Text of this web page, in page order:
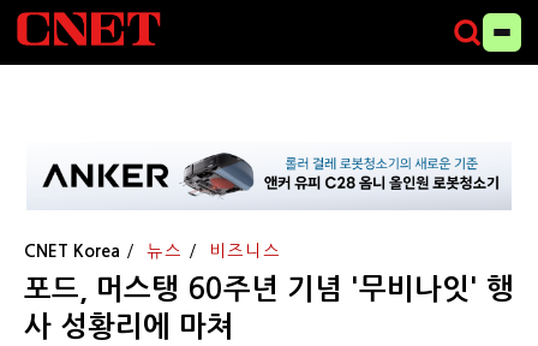
CNET Korea 뉴스 비즈니스
포드, 머스탱 60주년 기념 '무비나잇' 행
사 성황리에 마쳐